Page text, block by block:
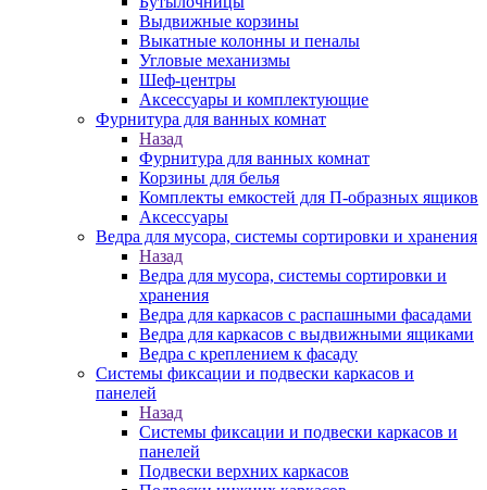
Выдвижные корзины
Выкатные колонны и пеналы
Угловые механизмы
Шеф-центры
Аксессуары и комплектующие
Фурнитура для ванных комнат
Назад
Фурнитура для ванных комнат
Корзины для белья
Комплекты емкостей для П-образных ящиков
Аксессуары
Ведра для мусора, системы сортировки и хранения
Назад
Ведра для мусора, системы сортировки и
хранения
Ведра для каркасов с распашными фасадами
Ведра для каркасов с выдвижными ящиками
Ведра с креплением к фасаду
Системы фиксации и подвески каркасов и
панелей
Назад
Системы фиксации и подвески каркасов и
панелей
Подвески верхних каркасов